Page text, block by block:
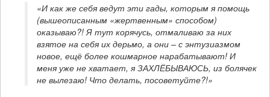
«И как же себя ведут эти гады, которым я помощь
(вышеописанным «жертвенным» способом)
оказываю?! Я тут корячусь, отмаливаю за них
взятое на себя их дерьмо, а они – с энтузиазмом
новое, ещё более кошмарное нарабатывают! И
меня уже не хватает, я ЗАХЛЁБЫВАЮСЬ, из болячек
не вылезаю! Что делать, посоветуйте?!»